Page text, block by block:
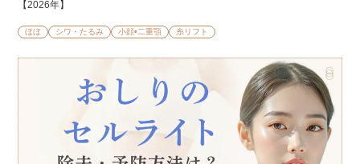
【2026年】
ほほ シワ・たるみ 小顔•二重顎 糸リフト